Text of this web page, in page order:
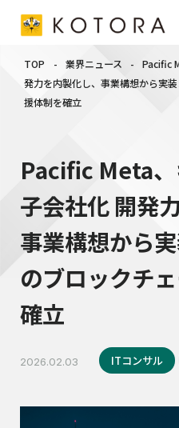
TOP - 業界ニュース -
Pacific
発力を内製化し、事業構想から実
援体制を確立
Pacific Meta
子会社化 開発
事業構想から
のブロックチ
確立
2026.02.03 ITコンサル